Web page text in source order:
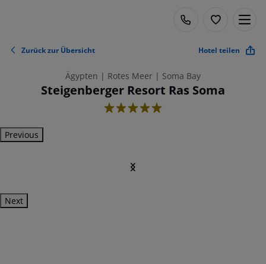
Zurück zur Übersicht Hotel teilen
Ägypten | Rotes Meer | Soma Bay
Steigenberger Resort Ras Soma
5
Previous
Next